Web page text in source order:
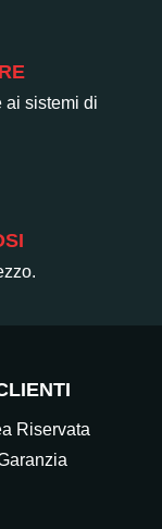
ai sistemi di
Riservata